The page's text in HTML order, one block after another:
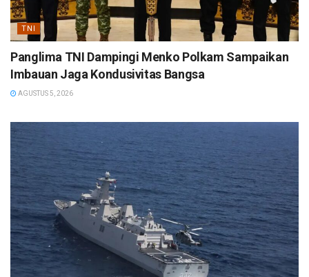
TNI
Panglima TNI Dampingi Menko Polkam Sampaikan
Imbauan Jaga Kondusivitas Bangsa
AGUSTUS 5, 2026